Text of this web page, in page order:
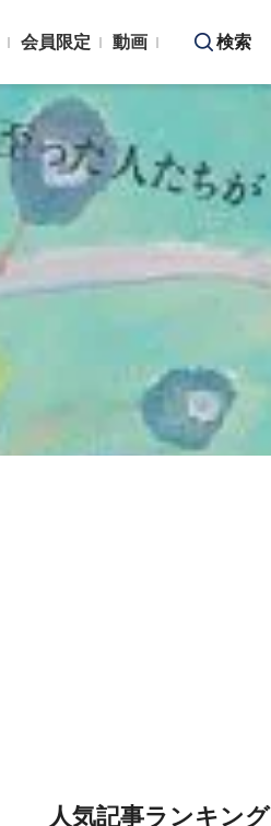
会員限定 動画 検索
人気記事ランキング